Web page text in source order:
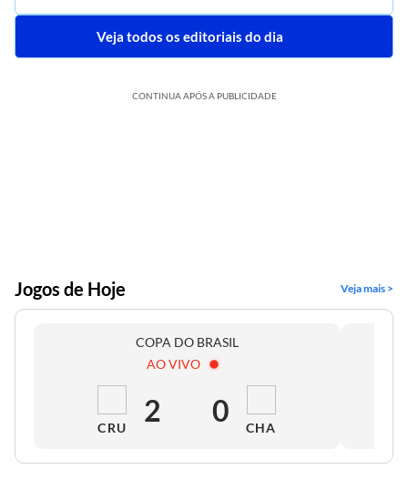
Veja todos os editoriais do dia
CONTINUA APÓS A PUBLICIDADE
Jogos de Hoje Veja mais >
COPA DO BRASIL
AO VIVO
CRU 2 0 CHA